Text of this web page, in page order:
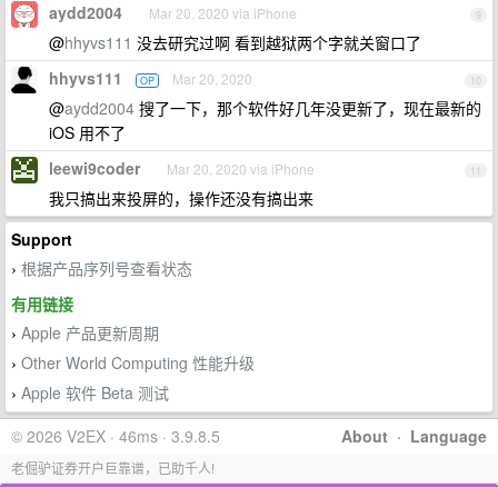
9
aydd2004 Mar 20, 2020 via iPhone
@hhyvs111 没去研究过啊 看到越狱两个字就关窗口了
10
hhyvs111 OP Mar 20, 2020
@aydd2004 搜了一下，那个软件好几年没更新了，现在最新的
iOS 用不了
11
leewi9coder Mar 20, 2020 via iPhone
我只搞出来投屏的，操作还没有搞出来
Support
› 根据产品序列号查看状态
有用链接
› Apple 产品更新周期
› Other World Computing 性能升级
› Apple 软件 Beta 测试
About · Language
© 2026 V2EX · 46ms · 3.9.8.5
老倔驴证券开户巨靠谱，已助千人!